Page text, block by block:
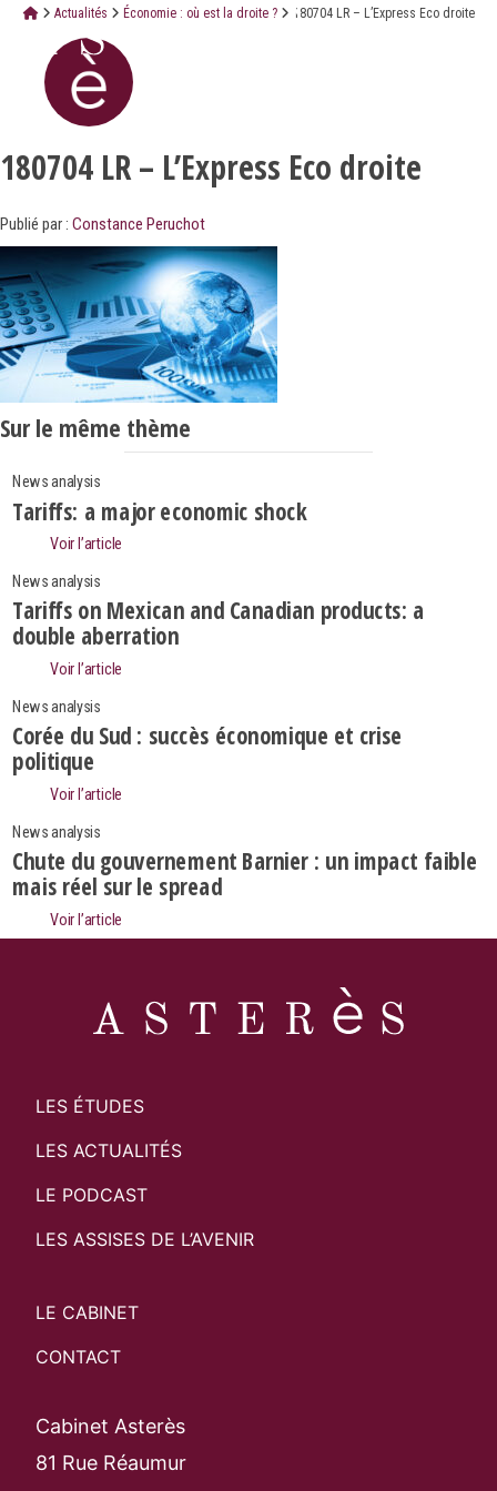
Actualités Économie : où est la droite ? 180704 LR – L’Express Eco droite
180704 LR – L’Express Eco droite
Publié par : Constance Peruchot
Sur le même thème
News analysis
Tariffs: a major economic shock
Voir l’article
News analysis
Tariffs on Mexican and Canadian products: a
double aberration
Voir l’article
News analysis
Corée du Sud : succès économique et crise
politique
Voir l’article
News analysis
Chute du gouvernement Barnier : un impact faible
mais réel sur le spread
Voir l’article
LES ÉTUDES
LES ACTUALITÉS
LE PODCAST
LES ASSISES DE L’AVENIR
LE CABINET
CONTACT
Cabinet Asterès
81 Rue Réaumur
Search